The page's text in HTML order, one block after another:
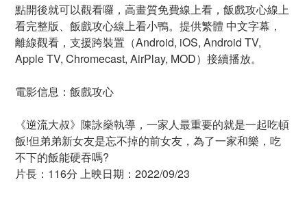
點開後就可以觀看囉，高畫質免費線上看，飯戲攻心線上
看完整版、飯戲攻心線上看小鴨。提供繁體 中文字幕，
離線觀看，支援跨裝置（Android, iOS, Android TV,
Apple TV, Chromecast, AirPlay, MOD）接續播放。
電影信息：飯戲攻心
《逆流大叔》陳詠燊執導，一家人最重要的就是一起吃頓
飯!但弟弟新女友是忘不掉的前女友，為了一家和樂，吃
不下的飯能硬吞嗎?
片長：116分 上映日期：2022/09/23